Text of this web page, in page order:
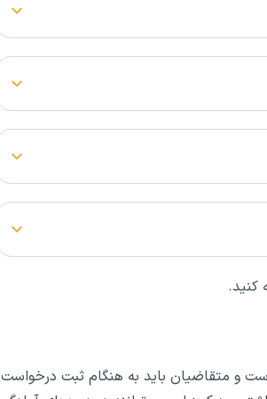
کنید.
و متقاضیان باید به هنگام ثبت درخواست